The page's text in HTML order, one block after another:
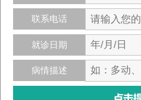
联系电话
就诊日期
病情描述